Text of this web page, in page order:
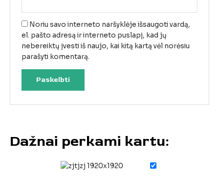
Noriu savo interneto naršyklėje išsaugoti vardą,
el. pašto adresą ir interneto puslapį, kad jų
nebereiktų įvesti iš naujo, kai kitą kartą vėl norėsiu
parašyti komentarą.
Dažnai perkami kartu: